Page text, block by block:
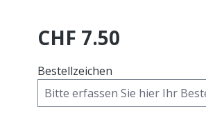
CHF 7.50
Bestellzeichen